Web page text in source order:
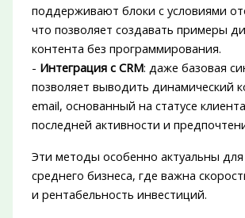
поддерживают блоки с условиями
что позволяет создавать примеры
контента без программирования.
- Интеграция с CRM: даже базовая
позволяет выводить динамический
email, основанный на статусе
последней активности и
Эти методы особенно актуальны
среднего бизнеса, где важна
и рентабельность инвестиций.